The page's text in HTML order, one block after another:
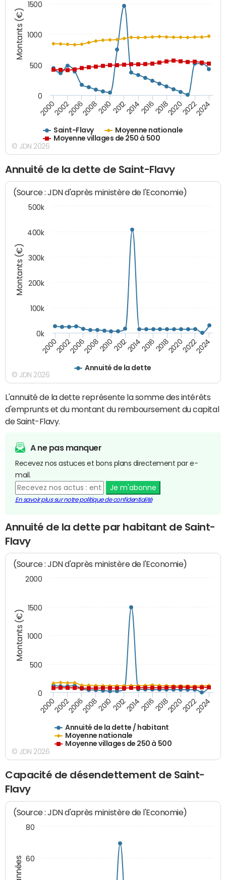
Montants (€)
Saint-Flavy
Moyenne nationale
Moyenne villages de 250 à 500
200020022006200820102012201420162018202020222024
0
500
1000
1500
© JDN 2026
Annuité de la dette de Saint-Flavy
Montants (€)
(Source : JDN d'après ministère de l'Economie)
Annuité de la dette
200020022006200820102012201420162018202020222024
0k
100k
200k
300k
400k
500k
© JDN 2026
L'annuité de la dette représente la somme des intérêts
d'emprunts et du montant du remboursement du capital
de Saint-Flavy.
A ne pas manquer
Recevez nos astuces et bons plans directement par e-
mail.
Je m'abonne
En savoir plus sur notre politique de confidentialité
Annuité de la dette par habitant de Saint-
Flavy
Montants (€)
(Source : JDN d'après ministère de l'Economie)
Annuité de la dette / habitant
Moyenne nationale
Moyenne villages de 250 à 500
200020022006200820102012201420162018202020222024
0
500
1000
1500
2000
© JDN 2026
Capacité de désendettement de Saint-
Flavy
(Source : JDN d'après ministère de l'Economie)
60
80